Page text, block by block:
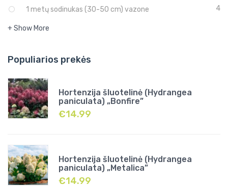
1 metų sodinukas (30-50 cm) vazone 4
+ Show More
Populiarios prekės
Hortenzija šluotelinė (Hydrangea
paniculata) „Bonfire”
€14.99
Hortenzija šluotelinė (Hydrangea
paniculata) „Metalica”
€14.99